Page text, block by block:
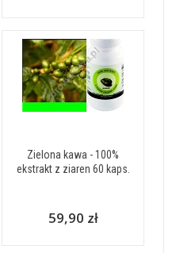
Zielona kawa - 100%
ekstrakt z ziaren 60 kaps.
59,90 zł